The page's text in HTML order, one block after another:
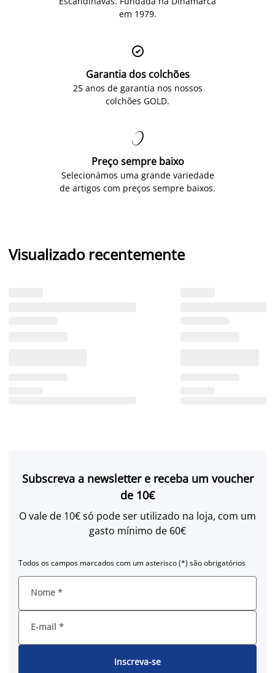
em 1979.

Garantia dos colchões
25 anos de garantia nos nossos
colchões GOLD.

Preço sempre baixo
Selecionámos uma grande variedade
de artigos com preços sempre baixos.
Visualizado recentemente
Subscreva a newsletter e receba um voucher
de 10€
O vale de 10€ só pode ser utilizado na loja, com um
gasto mínimo de 60€
Todos os campos marcados com um asterisco (*) são obrigatórios
Nome *
E-mail *
Inscreva-se